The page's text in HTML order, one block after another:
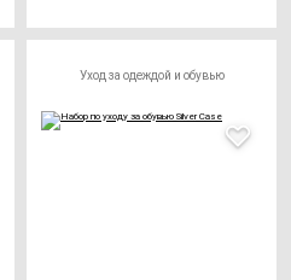
Уход за одеждой и обувью